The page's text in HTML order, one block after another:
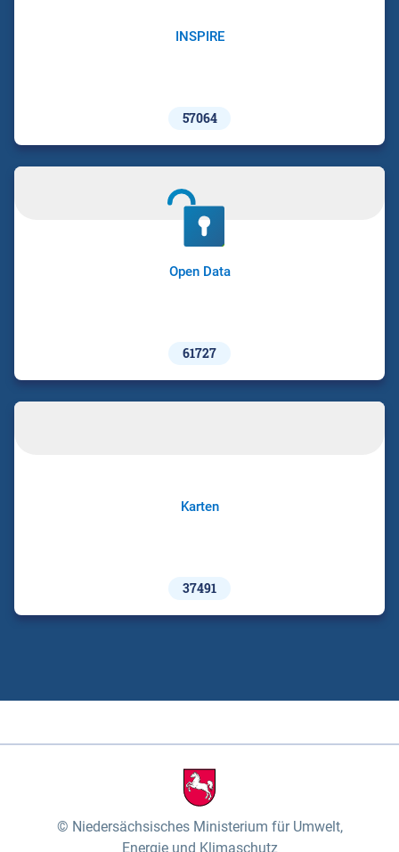
INSPIRE
57064
Open Data
61727
Karten
37491
Niedersächsisches Ministerium für Umwelt,
Energie und Klimaschutz